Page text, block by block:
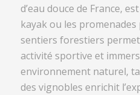
d’eau douce de France,
kayak ou les promenades
sentiers forestiers
activité sportive et
environnement naturel,
des vignobles enrichit